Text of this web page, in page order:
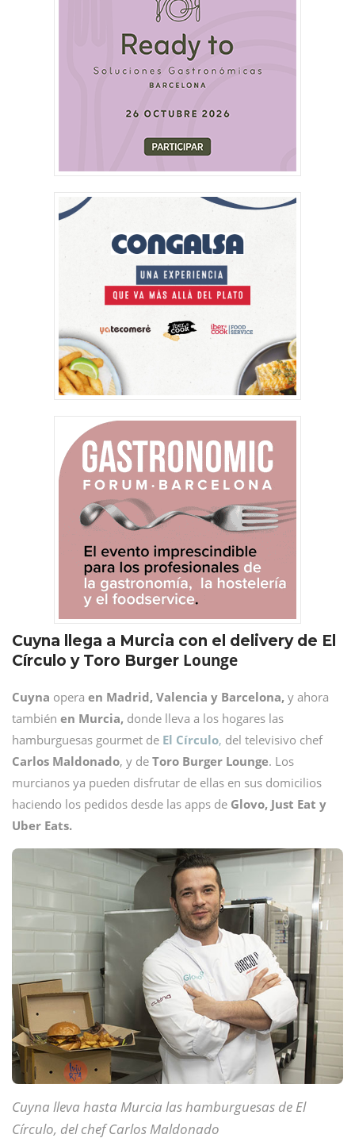
Cuyna llega a Murcia con el delivery de El
Círculo y Toro Burger Lounge
Cuyna opera en Madrid, Valencia y Barcelona, y ahora
también en Murcia, donde lleva a los hogares las
hamburguesas gourmet de El Círculo, del televisivo chef
Carlos Maldonado, y de Toro Burger Lounge. Los
murcianos ya pueden disfrutar de ellas en sus domicilios
haciendo los pedidos desde las apps de Glovo, Just Eat y
Uber Eats.
Cuyna lleva hasta Murcia las hamburguesas de El
Círculo, del chef Carlos Maldonado